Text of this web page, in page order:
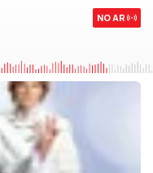
NO AR